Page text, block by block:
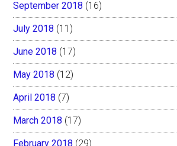
September 2018 (16)
July 2018 (11)
June 2018 (17)
May 2018 (12)
April 2018 (7)
March 2018 (17)
February 2018 (29)